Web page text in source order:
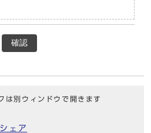
確認
は別ウィンドウで開きます
ェア